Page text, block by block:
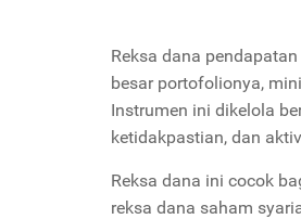
Reksa dana
besar portofolionya,
Instrumen ini dikelola
ketidakpastian, dan
Reksa dana ini cocok
reksa dana saham